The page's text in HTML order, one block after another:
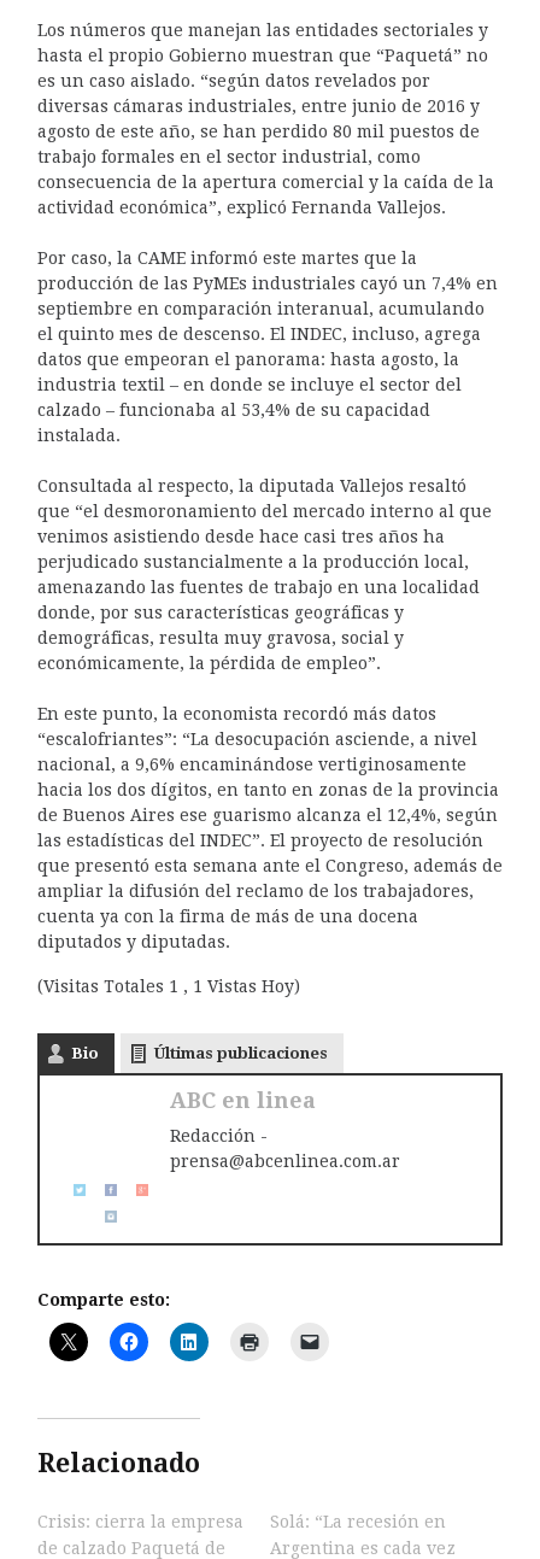
Los números que manejan las entidades sectoriales y
hasta el propio Gobierno muestran que “Paquetá” no
es un caso aislado. “según datos revelados por
diversas cámaras industriales, entre junio de 2016 y
agosto de este año, se han perdido 80 mil puestos de
trabajo formales en el sector industrial, como
consecuencia de la apertura comercial y la caída de la
actividad económica”, explicó Fernanda Vallejos.
Por caso, la CAME informó este martes que la
producción de las PyMEs industriales cayó un 7,4% en
septiembre en comparación interanual, acumulando
el quinto mes de descenso. El INDEC, incluso, agrega
datos que empeoran el panorama: hasta agosto, la
industria textil – en donde se incluye el sector del
calzado – funcionaba al 53,4% de su capacidad
instalada.
Consultada al respecto, la diputada Vallejos resaltó
que “el desmoronamiento del mercado interno al que
venimos asistiendo desde hace casi tres años ha
perjudicado sustancialmente a la producción local,
amenazando las fuentes de trabajo en una localidad
donde, por sus características geográficas y
demográficas, resulta muy gravosa, social y
económicamente, la pérdida de empleo”.
En este punto, la economista recordó más datos
“escalofriantes”: “La desocupación asciende, a nivel
nacional, a 9,6% encaminándose vertiginosamente
hacia los dos dígitos, en tanto en zonas de la provincia
de Buenos Aires ese guarismo alcanza el 12,4%, según
las estadísticas del INDEC”. El proyecto de resolución
que presentó esta semana ante el Congreso, además de
ampliar la difusión del reclamo de los trabajadores,
cuenta ya con la firma de más de una docena
diputados y diputadas.
(Visitas Totales 1 , 1 Vistas Hoy)
Bio Últimas publicaciones
ABC en linea
Redacción -
prensa@abcenlinea.com.ar
Comparte esto:
Relacionado
Crisis: cierra la empresa
de calzado Paquetá de
Solá: “La recesión en
Argentina es cada vez